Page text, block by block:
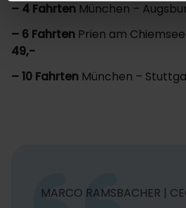
– 4 Fahrten München –
– 6 Fahrten Prien am
49,-
– 10 Fahrten München –
MARCO RAMSBACHER |